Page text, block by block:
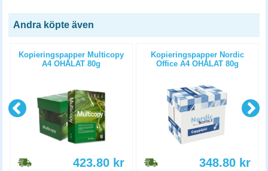
Andra köpte även
Kopieringspapper Multicopy
A4 OHÅLAT 80g
423.80 kr
Kopieringspapper Nordic
Office A4 OHÅLAT 80g
348.80 kr